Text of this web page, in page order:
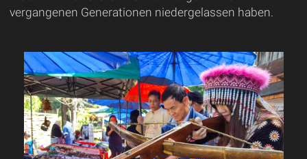
vergangenen Generationen niedergelassen haben.